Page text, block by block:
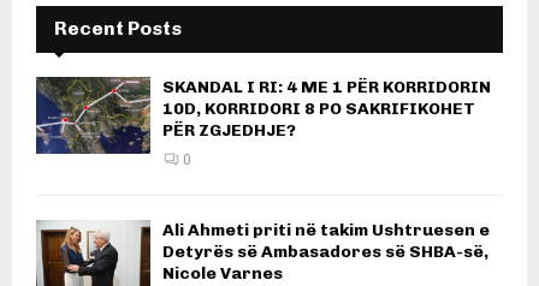
Recent Posts
SKANDAL I RI: 4 ME 1 PËR KORRIDORIN
10D, KORRIDORI 8 PO SAKRIFIKOHET
PËR ZGJEDHJE?
0
Ali Ahmeti priti në takim Ushtruesen e
Detyrës së Ambasadores së SHBA-së,
Nicole Varnes